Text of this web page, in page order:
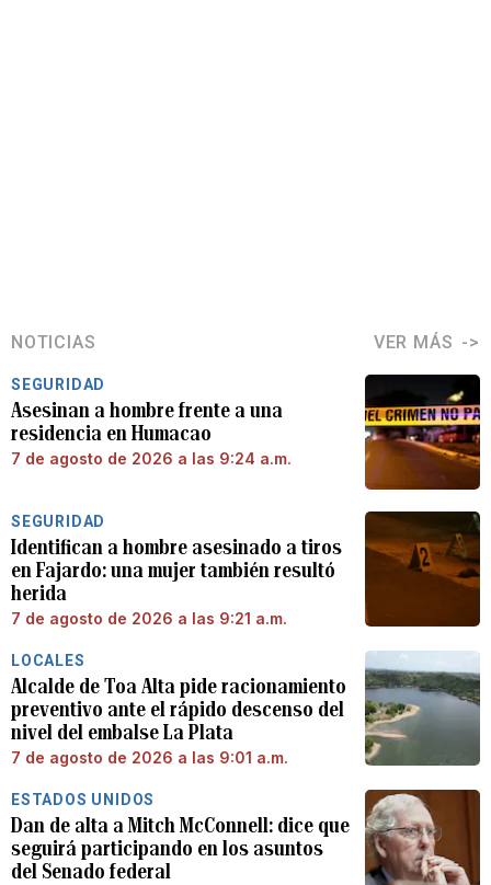
NOTICIAS VER MÁS
SEGURIDAD
Asesinan a hombre frente a una
residencia en Humacao
7 de agosto de 2026 a las 9:24 a.m.
SEGURIDAD
Identifican a hombre asesinado a tiros
en Fajardo: una mujer también resultó
herida
7 de agosto de 2026 a las 9:21 a.m.
LOCALES
Alcalde de Toa Alta pide racionamiento
preventivo ante el rápido descenso del
nivel del embalse La Plata
7 de agosto de 2026 a las 9:01 a.m.
ESTADOS UNIDOS
Dan de alta a Mitch McConnell: dice que
seguirá participando en los asuntos
del Senado federal